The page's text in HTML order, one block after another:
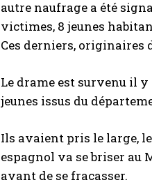
autre naufrage a été
victimes, 8 jeunes
Ces derniers, originaires
Le drame est survenu il y
jeunes issus du
Ils avaient pris le large,
espagnol va se briser au
avant de se fracasser.